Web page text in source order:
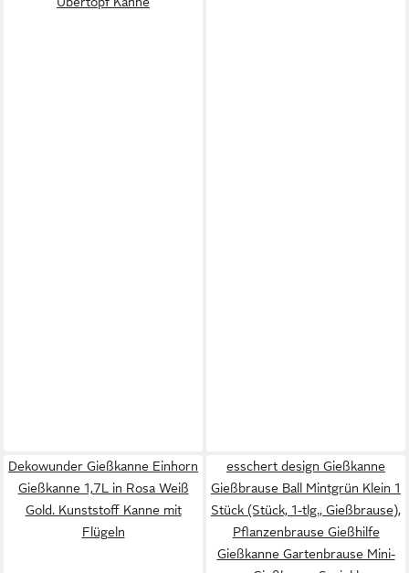
Dekowunder Gießkanne Einhorn
Gießkanne 1,7L in Rosa Weiß
Gold. Kunststoff Kanne mit
Flügeln
esschert design Gießkanne
Gießbrause Ball Mintgrün Klein 1
Stück (Stück, 1-tlg., Gießbrause),
Pflanzenbrause Gießhilfe
Gießkanne Gartenbrause Mini-